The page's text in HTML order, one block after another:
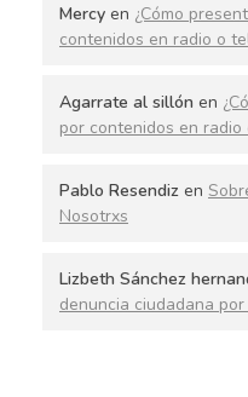
Mercy en ¿Cómo
contenidos en radio o
Agarrate al sillón en
por contenidos en radio
Pablo Resendiz en
Nosotrxs
Lizbeth Sánchez
denuncia ciudadana